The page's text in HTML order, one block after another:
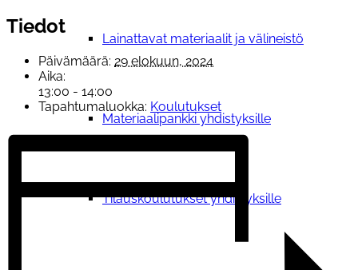
Lainattavat materiaalit ja välineistö
Materiaalipankki yhdistyksille
Tilauskoulutukset yhdistyksille
Tiedot
Päivämäärä: 29 elokuun, 2024
Aika:
13:00 - 14:00
Tapahtumaluokka: Koulutukset